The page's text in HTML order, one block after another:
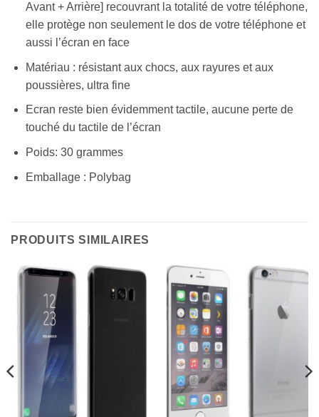
Avant + Arrière] recouvrant la totalité de votre téléphone,
elle protège non seulement le dos de votre téléphone et
aussi l’écran en face
Matériau : résistant aux chocs, aux rayures et aux
poussières, ultra fine
Ecran reste bien évidemment tactile, aucune perte de
touché du tactile de l’écran
Poids: 30 grammes
Emballage : Polybag
PRODUITS SIMILAIRES